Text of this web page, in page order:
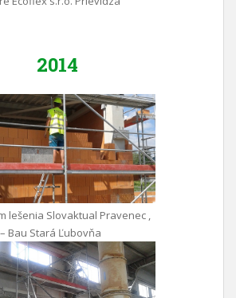
2014
lešenia Slovaktual Pravenec ,
Bau Stará Ľubovňa